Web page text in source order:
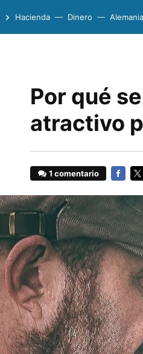
Hacienda Dinero Alemania
Por qué
atractivo
1 comentario